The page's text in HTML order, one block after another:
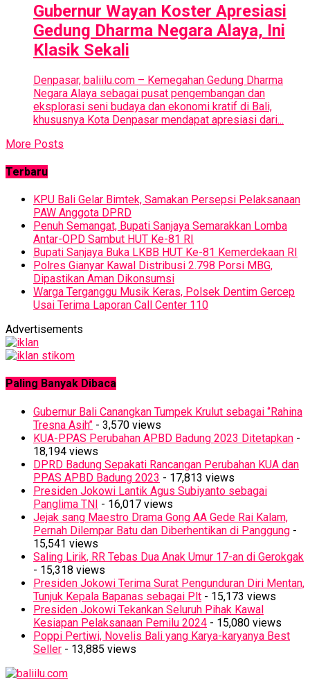
Gubernur Wayan Koster Apresiasi
Gedung Dharma Negara Alaya, Ini
Klasik Sekali
Denpasar, baliilu.com – Kemegahan Gedung Dharma
Negara Alaya sebagai pusat pengembangan dan
eksplorasi seni budaya dan ekonomi kratif di Bali,
khususnya Kota Denpasar mendapat apresiasi dari...
More Posts
Terbaru
KPU Bali Gelar Bimtek, Samakan Persepsi Pelaksanaan
PAW Anggota DPRD
Penuh Semangat, Bupati Sanjaya Semarakkan Lomba
Antar-OPD Sambut HUT Ke-81 RI
Bupati Sanjaya Buka LKBB HUT Ke-81 Kemerdekaan RI
Polres Gianyar Kawal Distribusi 2.798 Porsi MBG,
Dipastikan Aman Dikonsumsi
Warga Terganggu Musik Keras, Polsek Dentim Gercep
Usai Terima Laporan Call Center 110
Advertisements
Paling Banyak Dibaca
Gubernur Bali Canangkan Tumpek Krulut sebagai ‘’Rahina
Tresna Asih’’ - 3,570 views
KUA-PPAS Perubahan APBD Badung 2023 Ditetapkan -
18,194 views
DPRD Badung Sepakati Rancangan Perubahan KUA dan
PPAS APBD Badung 2023 - 17,813 views
Presiden Jokowi Lantik Agus Subiyanto sebagai
Panglima TNI - 16,017 views
Jejak sang Maestro Drama Gong AA Gede Rai Kalam,
Pernah Dilempar Batu dan Diberhentikan di Panggung -
15,541 views
Saling Lirik, RR Tebas Dua Anak Umur 17-an di Gerokgak
- 15,318 views
Presiden Jokowi Terima Surat Pengunduran Diri Mentan,
Tunjuk Kepala Bapanas sebagai Plt - 15,173 views
Presiden Jokowi Tekankan Seluruh Pihak Kawal
Kesiapan Pelaksanaan Pemilu 2024 - 15,080 views
Poppi Pertiwi, Novelis Bali yang Karya-karyanya Best
Seller - 13,885 views